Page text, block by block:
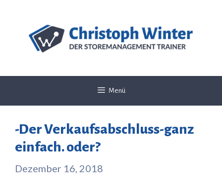
springen
Menü
-Der Verkaufsabschluss-ganz
einfach. oder?
Dezember 16, 2018